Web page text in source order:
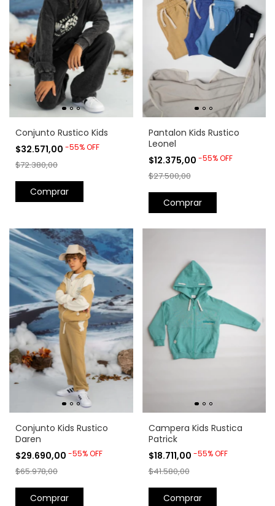
Conjunto Rustico Kids
$32.571,00 -55%OFF
$72.380,00
Comprar
Pantalon Kids Rustico
Leonel
$12.375,00 -55%OFF
$27.500,00
Comprar
Conjunto Kids Rustico
Daren
$29.690,00 -55%OFF
$65.978,00
Comprar
Campera Kids Rustica
Patrick
$18.711,00 -55%OFF
$41.580,00
Comprar